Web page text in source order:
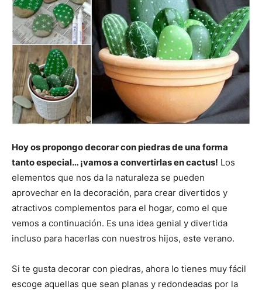
Hoy os propongo decorar con piedras de una forma
tanto especial… ¡vamos a convertirlas en cactus! Los
elementos que nos da la naturaleza se pueden
aprovechar en la decoración, para crear divertidos y
atractivos complementos para el hogar, como el que
vemos a continuación. Es una idea genial y divertida
incluso para hacerlas con nuestros hijos, este verano.
Si te gusta decorar con piedras, ahora lo tienes muy fácil
escoge aquellas que sean planas y redondeadas por la